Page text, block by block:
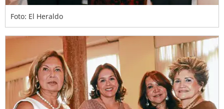
Foto: El Heraldo